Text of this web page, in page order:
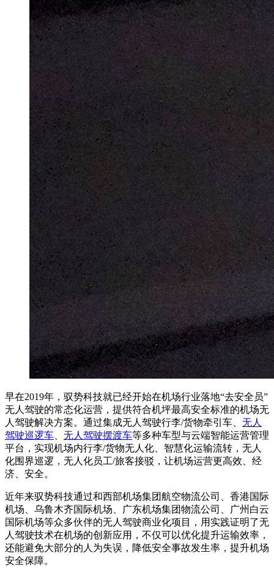
早在2019年，驭势科技就已经开始在机场行业落地“去安全员”
无人驾驶的常态化运营，提供符合机坪最高安全标准的机场无
人驾驶解决方案。通过集成无人驾驶行李/货物牵引车、 无人
驾驶巡逻车
无人驾驶摆渡车等多种车型与云端智能运营管理
平台，实现机场内行李/货物无人化、智慧化运输流转，无人
化围界巡逻，无人化员工/旅客接驳，让机场运营更高效、经
济、安全。
近年来驭势科技通过和西部机场集团航空物流公司、香港国际
机场、乌鲁木齐国际机场、广东机场集团物流公司、广州白云
国际机场等众多伙伴的无人驾驶商业化项目，用实践证明了无
人驾驶技术在机场的创新应用，不仅可以优化提升运输效率，
还能避免大部分的人为失误，降低安全事故发生率，提升机场
安全保障。